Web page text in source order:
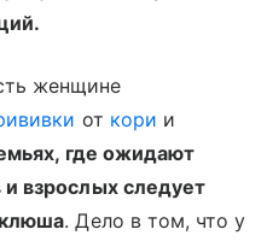
женщине
от кори и
где ожидают
взрослых следует
. Дело в том, что у